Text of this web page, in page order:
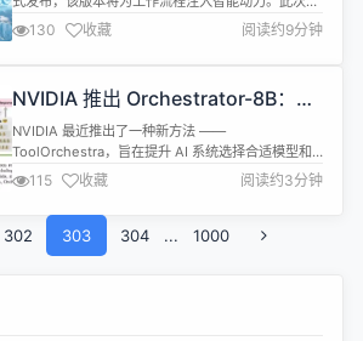
新引入了 AI 智能体，并包含超过 20 项平台功能增
强，旨在优化项目管理并提升工作效率。接下来让我
们一起了解新增功能，探索如何通过这些创新改变您
点是引入了 AI 智能体。这一重要升级将智能助...
130 收藏 阅读约9分钟
NVIDIA 推出 Orchestrator-8B：高
效工具和模型选择的强化学习控制器
NVIDIA 最近推出了一种新方法 ——
ToolOrchestra，旨在提升 AI 系统选择合适模型和
工具的能力，避免传统的单一大型模型依赖。该方法
通过训练一个名为 Orchestrator-8B 的小型语言模
型，作为多工具使用代理的 “大脑”，实现更高效的任
务处理。 目前大多数 AI 代理使用单一大型模型，例
如 GPT-5，根据提示选择工具并完成任务。然...
115 收藏 阅读约3分钟
302 303 304 ... 1000